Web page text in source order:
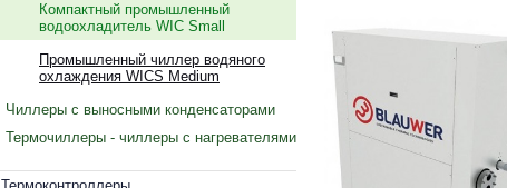
Компактный промышленный
водоохладитель WIC Small
Промышленный чиллер водяного
охлаждения WICS Medium
Чиллеры с выносными конденсаторами
Термочиллеры - чиллеры с нагревателями